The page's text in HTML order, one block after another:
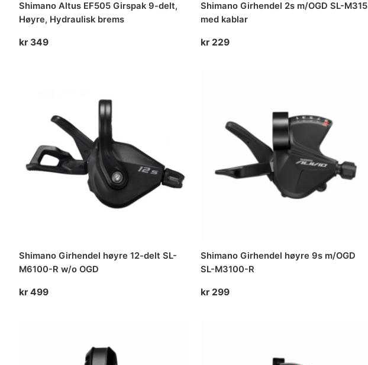
Shimano Altus EF505 Girspak 9-delt,
Høyre, Hydraulisk brems
kr 349
Shimano Girhendel 2s m/OGD SL-M315
med kablar
kr 229
Shimano Girhendel høyre 12-delt SL-
M6100-R w/o OGD
kr 499
Shimano Girhendel høyre 9s m/OGD
SL-M3100-R
kr 299